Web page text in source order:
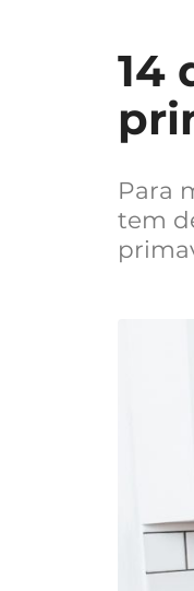
14
Para
tem